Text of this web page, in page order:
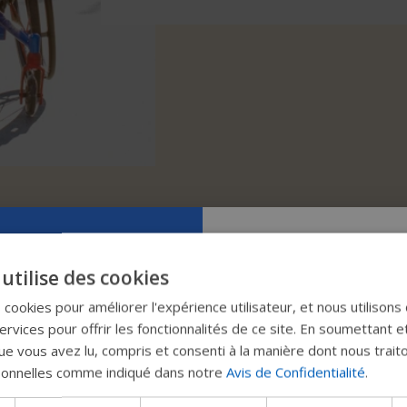
nouveau
Permobil
Nous testons un moyen
des cookies
pour améliorer l'expérience utilisateur, et nous
pour offrir les fonctionnalités de ce site. En soumettant
vous avez lu, compris et consenti à la manière dont nous
comme indiqué dans notre Avis de Confidentialité.